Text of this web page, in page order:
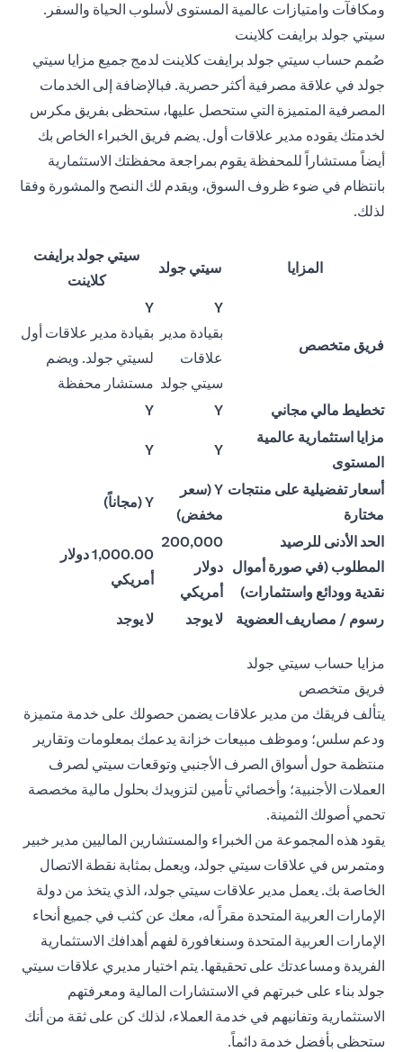
ومكافآت وامتيازات عالمية المستوى لأسلوب الحياة والسفر.
سيتي جولد برايفت كلاينت
صُمم حساب سيتي جولد برايفت كلاينت لدمج جميع مزايا سيتي
جولد في علاقة مصرفية أكثر حصرية. فبالإضافة إلى الخدمات
المصرفية المتميزة التي ستحصل عليها، ستحظى بفريق مكرس
لخدمتك يقوده مدير علاقات أول. يضم فريق الخبراء الخاص بك
أيضاً مستشاراً للمحفظة يقوم بمراجعة محفظتك الاستثمارية
بانتظام في ضوء ظروف السوق، ويقدم لك النصح والمشورة وفقا
لذلك.
المزايا سيتي جولد
سيتي جولد برايفت
كلاينت
فريق متخصص
Y
بقيادة مدير
علاقات
سيتي جولد
Y
بقيادة مدير علاقات أول
لسيتي جولد. ويضم
مستشار محفظة
تخطيط مالي مجاني
Y
Y
مزايا استثمارية عالمية
المستوى
Y
Y
أسعار تفضيلية على منتجات
مختارة
Y (سعر
مخفض)
Y (مجاناً)
الحد الأدنى للرصيد
المطلوب (في صورة أموال
نقدية وودائع واستثمارات)
200,000
دولار
أمريكي
1,000.00 دولار
أمريكي
رسوم / مصاريف العضوية لا يوجد لا يوجد
مزايا حساب سيتي جولد
فريق متخصص
يتألف فريقك من مدير علاقات يضمن حصولك على خدمة متميزة
ودعم سلس؛ وموظف مبيعات خزانة يدعمك بمعلومات وتقارير
منتظمة حول أسواق الصرف الأجنبي وتوقعات سيتي لصرف
العملات الأجنبية؛ وأخصائي تأمين لتزويدك بحلول مالية مخصصة
تحمي أصولك الثمينة.
يقود هذه المجموعة من الخبراء والمستشارين الماليين مدير خبير
ومتمرس في علاقات سيتي جولد، ويعمل بمثابة نقطة الاتصال
الخاصة بك. يعمل مدير علاقات سيتي جولد، الذي يتخذ من دولة
الإمارات العربية المتحدة مقراً له، معك عن كثب في جميع أنحاء
الإمارات العربية المتحدة وسنغافورة لفهم أهدافك الاستثمارية
الفريدة ومساعدتك على تحقيقها. يتم اختيار مديري علاقات سيتي
جولد بناء على خبرتهم في الاستشارات المالية ومعرفتهم
الاستثمارية وتفانيهم في خدمة العملاء، لذلك كن على ثقة من أنك
ستحظى بأفضل خدمة دائماً.